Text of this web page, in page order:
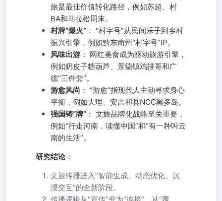
旅是最佳价值转化路径，例如苏超、村
BA和马拉松周末。
村牌“爆火” ： “村字号”从民间乐子到乡村
振兴引擎，例如黔东南州“村字号”IP。
风味出游 ： 网红美食成为驱动旅游引擎，
例如奶皮子糖葫芦、景德镇鸡排哥和广
德“三件套”。
游愈风尚 ： “游愈”指现代人主动寻求身心
平衡，例如大理、安吉和县NCC黑多岛。
强国铸“牌” ： 文旅品牌化战略至关重要，
例如“行走河南，读懂中国”和“有一种叫云
南的生活”。
研究结论：
文旅传播进入“智能生成、动态优化、沉
浸交互”的全新阶段。